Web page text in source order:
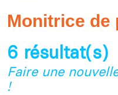
Monitrice de
6 résultat(s)
Faire une
!